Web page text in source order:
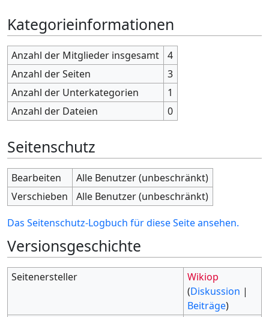
Kategorieinformationen
Anzahl der Mitglieder insgesamt
4
Anzahl der Seiten
3
Anzahl der Unterkategorien
1
Anzahl der Dateien
0
Seitenschutz
Bearbeiten
Alle Benutzer (unbeschränkt)
Verschieben
Alle Benutzer (unbeschränkt)
Das Seitenschutz-Logbuch für diese Seite ansehen.
Versionsgeschichte
Seitenersteller
Wikiop
(Diskussion |
Beiträge)